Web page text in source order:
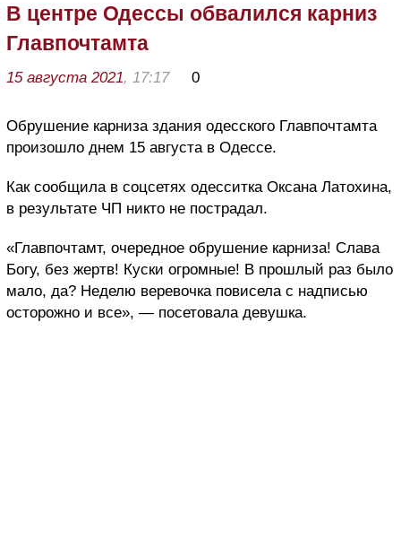
В центре Одессы обвалился карниз
Главпочтамта
15 августа 2021, 17:17 0
Обрушение карниза здания одесского Главпочтамта
произошло днем 15 августа в Одессе.
Как сообщила в соцсетях одесситка Оксана Латохина,
в результате ЧП никто не пострадал.
«Главпочтамт, очередное обрушение карниза! Слава
Богу, без жертв! Куски огромные! В прошлый раз было
мало, да? Неделю веревочка повисела с надписью
осторожно и все», — посетовала девушка.